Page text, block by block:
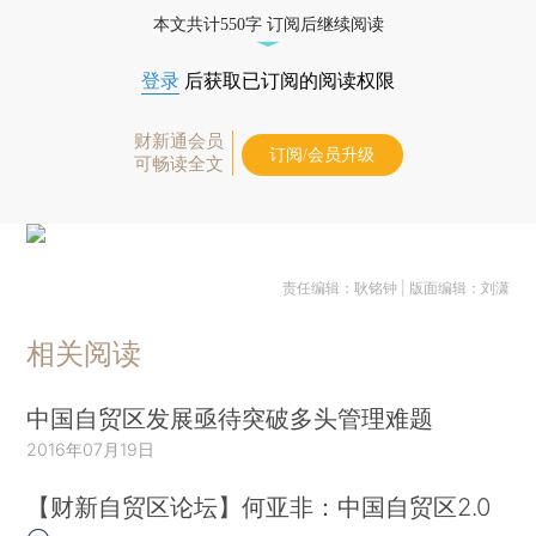
本文共计550字 订阅后继续阅读
登录 后获取已订阅的阅读权限
财新通会员
可畅读全文
订阅/会员升级
责任编辑：耿铭钟 | 版面编辑：刘潇
相关阅读
中国自贸区发展亟待突破多头管理难题
2016年07月19日
【财新自贸区论坛】何亚非：中国自贸区2.0